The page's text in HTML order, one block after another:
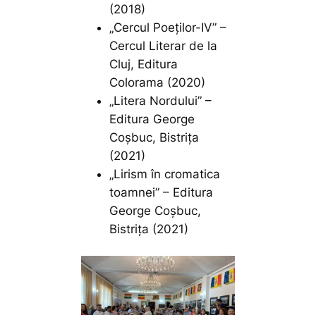
(2018)
„Cercul Poeților-IV” –
Cercul Literar de la
Cluj, Editura
Colorama (2020)
„Litera Nordului” –
Editura George
Coșbuc, Bistrița
(2021)
„Lirism în cromatica
toamnei” – Editura
George Coșbuc,
Bistrița (2021)